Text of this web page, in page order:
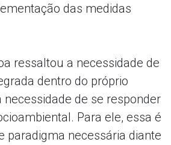
das medidas
ressaltou a necessidade de
dentro do próprio
necessidade de se responder
Para ele, essa é
paradigma necessária diante